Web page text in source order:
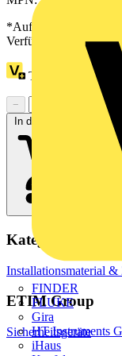
FINDER
FLUKE
Gira
HT Instruments
iHaus
*Auf Anfrage
Verfügbarkeit zu prüfen
Treuepunkte:
−
In den Warenkorb
Kategorien
Installationsmaterial &
ETIM Group
Sicherheitsgeräte